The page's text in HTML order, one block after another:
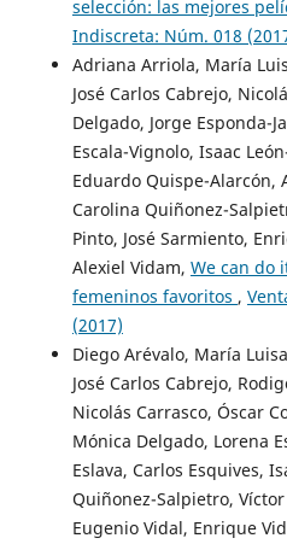
selección: las mejores
Indiscreta: Núm. 018
Adriana Arriola, María
José Carlos Cabrejo,
Delgado, Jorge Esponda-
Escala-Vignolo, Isaac
Eduardo Quispe-Alarcón,
Carolina Quiñonez-
Pinto, José Sarmiento,
Alexiel Vidam, We can do
femeninos favoritos ,
(2017)
Diego Arévalo, María
José Carlos Cabrejo,
Nicolás Carrasco, Óscar
Mónica Delgado, Lorena
Eslava, Carlos Esquives,
Quiñonez-Salpietro,
Eugenio Vidal, Enrique